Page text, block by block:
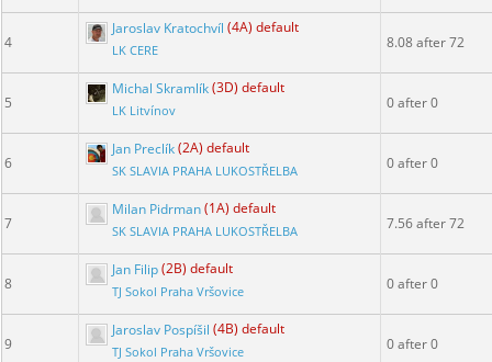
4
Jaroslav Kratochvíl (4A) default
LK CERE 8.08 after 72
5
Michal Skramlík(3D) default
LK Litvínov 0 after 0
6
Jan Preclík(2A) default
SK SLAVIA PRAHA LUKOSTŘELBA 0 after 0
7
Milan Pidrman(1A) default
SK SLAVIA PRAHA LUKOSTŘELBA 7.56 after 72
8
Jan Filip(2B) default
TJ Sokol Praha Vršovice 0 after 0
9
Jaroslav Pospíšil (4B) default
TJ Sokol Praha Vršovice 0 after 0